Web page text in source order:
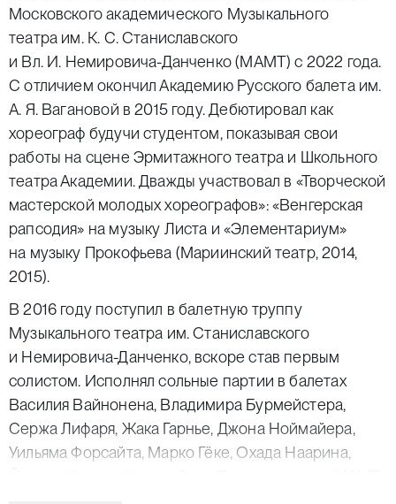
Московского академического Музыкального
театра им. К. С. Станиславского
и Вл. И. Немировича-Данченко (МАМТ) с 2022 года.
С отличием окончил Академию Русского балета им.
А. Я. Вагановой в 2015 году. Дебютировал как
хореограф будучи студентом, показывая свои
работы на сцене Эрмитажного театра и Школьного
театра Академии. Дважды участвовал в «Творческой
мастерской молодых хореографов»: «Венгерская
рапсодия» на музыку Листа и «Элементариум»
на музыку Прокофьева (Мариинский театр, 2014,
2015).
В 2016 году поступил в балетную труппу
Музыкального театра им. Станиславского
и Немировича-Данченко, вскоре став первым
солистом. Исполнял сольные партии в балетах
Василия Вайнонена, Владимира Бурмейстера,
Сержа Лифаря, Жака Гарнье, Джона Ноймайера,
Уильяма Форсайта, Марко Гёке, Охада Наарина,